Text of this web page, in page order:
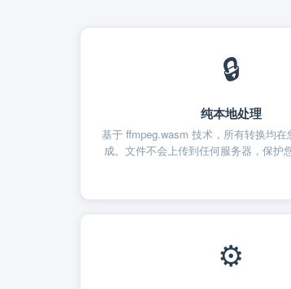
🔒
纯本地处理
基于 ffmpeg.wasm 技术，所有转换均在
成。文件不会上传到任何服务器，保护
⚙️